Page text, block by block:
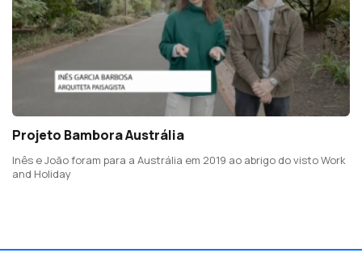
Projeto Bambora Austrália
Inês e João foram para a Austrália em 2019 ao abrigo do visto Work
and Holiday